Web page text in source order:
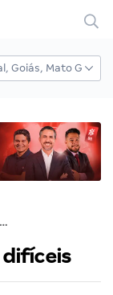
Como lidar com pessoas difíceis
difíceis